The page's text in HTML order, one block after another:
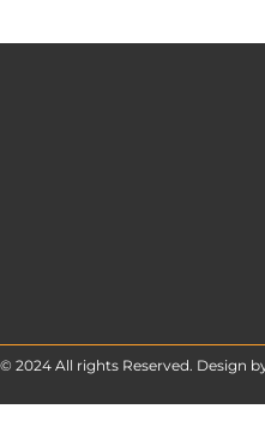
© 2024 All rights Reserved. Design